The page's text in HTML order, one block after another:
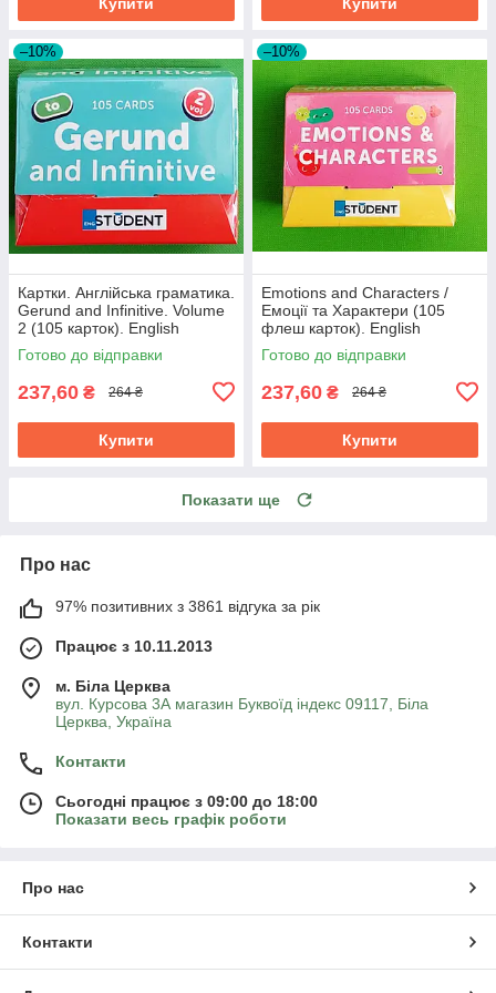
–10%
Картки. Англійська граматика.
Gerund and Infinitive. Volume
2 (105 карток). English
Student
Готово до відправки
237,60 ₴ 264 ₴
Купити
–10%
Emotions and Characters /
Емоції та Характери (105
флеш карток). English
Student
Готово до відправки
237,60 ₴ 264 ₴
Купити
Показати ще
Про нас
97% позитивних з 3861 відгука за рік
Працює з 10.11.2013
м. Біла Церква
вул. Курсова 3А магазин Буквоїд індекс 09117, Біла
Церква, Україна
Контакти
Сьогодні працює з 09:00 до 18:00
Показати весь графік роботи
Про нас
Контакти